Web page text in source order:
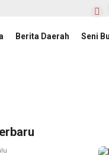
Berita Daerah Seni
Jihan Nurlela Kukuhkan